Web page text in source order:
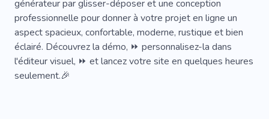
Lieu De Résidence
Courtier Immobilier
Agent Immobilier
Bail Immobilier
Immobilier
Europe Agence
Tourisme
De Plein Air
générateur par glisser-déposer et une conception
professionnelle pour donner à votre projet en ligne un
aspect spacieux, confortable, moderne, rustique et bien
éclairé. Découvrez la démo, ⏩ personnalisez-la dans
l'éditeur visuel, ⏩ et lancez votre site en quelques heures
seulement.🎉